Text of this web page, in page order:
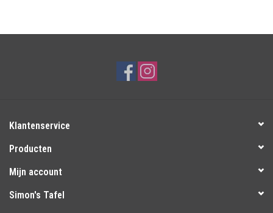
Klantenservice
Producten
Mijn account
Simon's Tafel